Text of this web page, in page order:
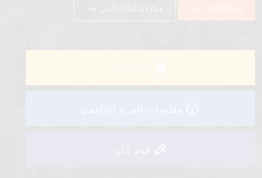
عرض كافة البرامج
عرض كافة البرامج